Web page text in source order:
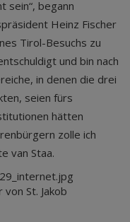
sein“, begann
Heinz Fischer
Tirol-Besuchs zu
und bin nach
in denen die drei
seien fürs
hätten
zolle ich
van Staa.
St. Jakob